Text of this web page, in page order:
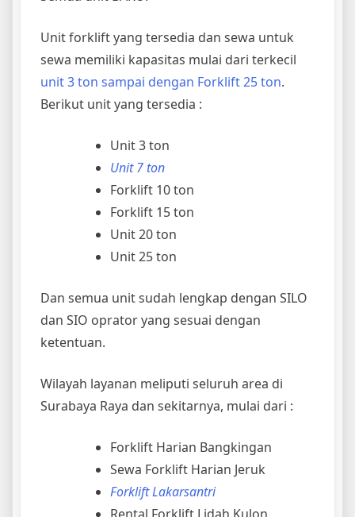
Unit forklift yang tersedia dan sewa untuk
sewa memiliki kapasitas mulai dari terkecil
unit 3 ton sampai dengan Forklift 25 ton.
Berikut unit yang tersedia :
Unit 3 ton
Unit 7 ton
Forklift 10 ton
Forklift 15 ton
Unit 20 ton
Unit 25 ton
Dan semua unit sudah lengkap dengan SILO
dan SIO oprator yang sesuai dengan
ketentuan.
Wilayah layanan meliputi seluruh area di
Surabaya Raya dan sekitarnya, mulai dari :
Forklift Harian Bangkingan
Sewa Forklift Harian Jeruk
Forklift Lakarsantri